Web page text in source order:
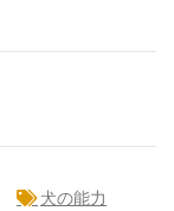
犬の能力